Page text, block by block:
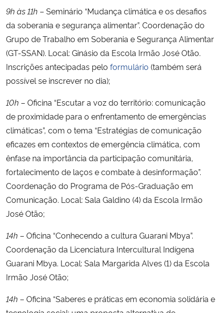
9h às 11h – Seminário “Mudança climática e os desafios
da soberania e segurança alimentar”. Coordenação do
Grupo de Trabalho em Soberania e Segurança Alimentar
(GT-SSAN). Local: Ginásio da Escola Irmão José Otão.
Inscrições antecipadas pelo formulário (também será
possível se inscrever no dia);
10h – Oficina “Escutar a voz do território: comunicação
de proximidade para o enfrentamento de emergências
climáticas”, com o tema “Estratégias de comunicação
eficazes em contextos de emergência climática, com
ênfase na importância da participação comunitária,
fortalecimento de laços e combate à desinformação”.
Coordenação do Programa de Pós-Graduação em
Comunicação. Local: Sala Galdino (4) da Escola Irmão
José Otão;
14h – Oficina “Conhecendo a cultura Guarani Mbya”.
Coordenação da Licenciatura Intercultural Indígena
Guarani Mbya. Local: Sala Margarida Alves (1) da Escola
Irmão José Otão;
14h – Oficina “Saberes e práticas em economia solidária e